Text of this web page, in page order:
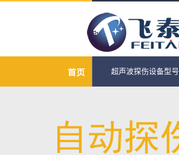
超声波探伤设备型号